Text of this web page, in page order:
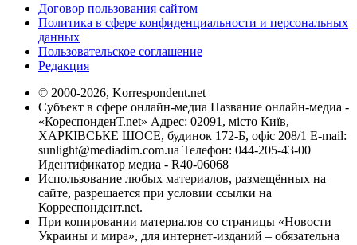
Договор пользования сайтом
Политика в сфере конфиденциальности и персональных
данных
Пользовательское соглашение
Редакция
© 2000-2026, Korrespondent.net
Субъект в сфере онлайн-медиа Название онлайн-медиа -
«КореспонденТ.net» Адрес: 02091, місто Київ,
ХАРКІВСЬКЕ ШОСЕ, будинок 172-Б, офіс 208/1 E-mail:
sunlight@mediadim.com.ua Телефон: 044-205-43-00
Идентификатор медиа - R40-06068
Использование любых материалов, размещённых на
сайте, разрешается при условии ссылки на
Корреспондент.net.
При копировании материалов со страницы «Новости
Украины и мира», для интернет-изданий – обязательна